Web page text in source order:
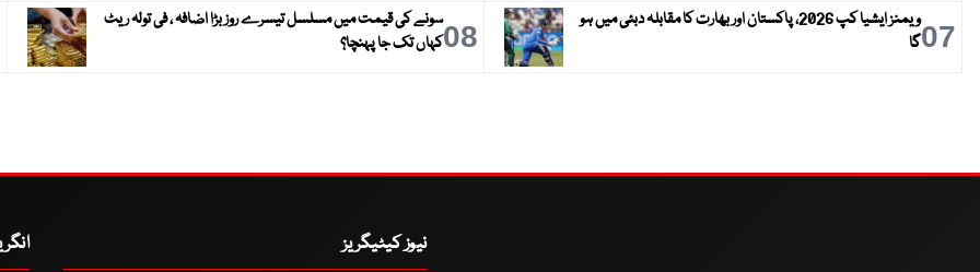
07
ویمنز ایشیا کپ 2026، پاکستان اور بھارت کا مقابلہ دبئی میں ہو
گا
08سونے کی قیمت میں مسلسل تیسرے روز بڑا اضافہ ، فی تولہ ریٹ
کہاں تک جا پہنچا؟
نیوز کیٹیگریز